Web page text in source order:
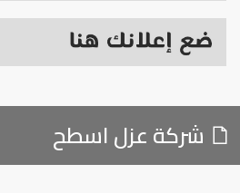
شركة عزل اسطح